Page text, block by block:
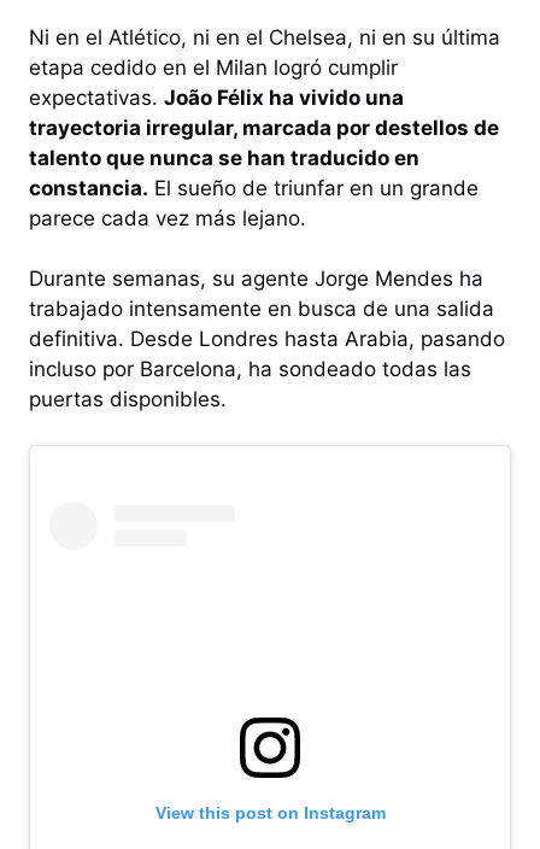
Ni en el Atlético, ni en el Chelsea, ni en su última
etapa cedido en el Milan logró cumplir
expectativas. João Félix ha vivido una
trayectoria irregular, marcada por destellos de
talento que nunca se han traducido en
constancia. El sueño de triunfar en un grande
parece cada vez más lejano.
Durante semanas, su agente Jorge Mendes ha
trabajado intensamente en busca de una salida
definitiva. Desde Londres hasta Arabia, pasando
incluso por Barcelona, ha sondeado todas las
puertas disponibles.
View this post on Instagram